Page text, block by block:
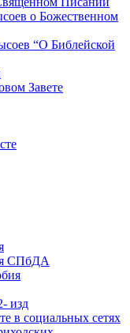
о Божественном
“О Библейской
Завете
СПбДА
изд
в социальных сетях